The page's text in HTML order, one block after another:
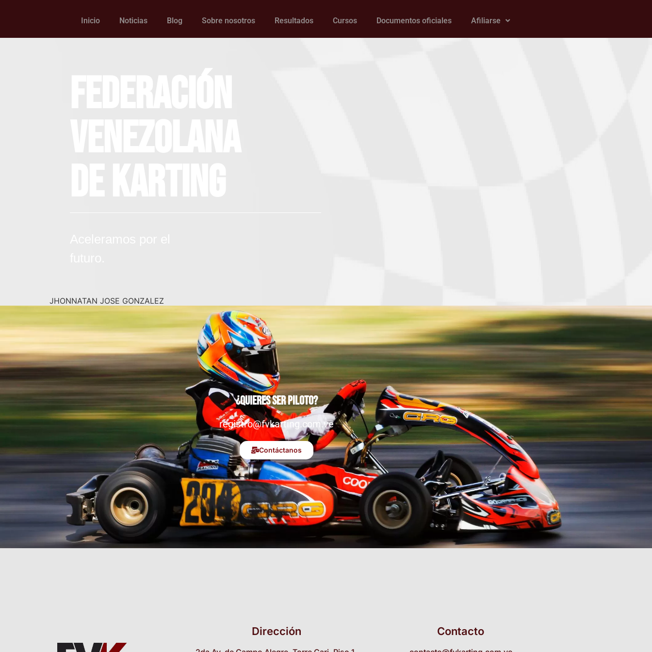
Inicio Noticias Blog Sobre nosotros Resultados Cursos Documentos oficiales Afiliarse
JHONNATAN JOSE GONZALEZ
¿Quieres ser piloto?
registro@fvkarting.com.ve
Contáctanos
Dirección Contacto